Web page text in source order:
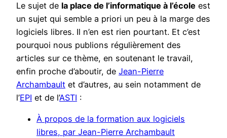
Le sujet de la place de l’informatique à l’école est
un sujet qui semble a priori un peu à la marge des
logiciels libres. Il n’en est rien pourtant. Et c’est
pourquoi nous publions régulièrement des
articles sur ce thème, en soutenant le travail,
enfin proche d’aboutir, de Jean-Pierre
Archambault et d’autres, au sein notamment de
l’EPI et de l’ASTI :
À propos de la formation aux logiciels
libres, par Jean-Pierre Archambault